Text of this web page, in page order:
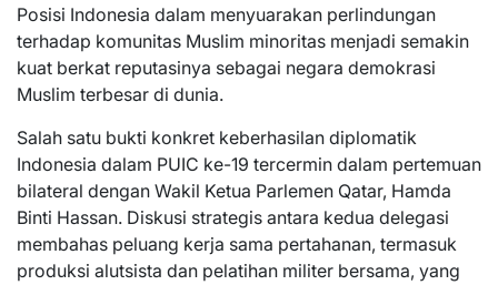
Posisi Indonesia dalam menyuarakan perlindungan
terhadap komunitas Muslim minoritas menjadi semakin
kuat berkat reputasinya sebagai negara demokrasi
Muslim terbesar di dunia.
Salah satu bukti konkret keberhasilan diplomatik
Indonesia dalam PUIC ke-19 tercermin dalam pertemuan
bilateral dengan Wakil Ketua Parlemen Qatar, Hamda
Binti Hassan. Diskusi strategis antara kedua delegasi
membahas peluang kerja sama pertahanan, termasuk
produksi alutsista dan pelatihan militer bersama, yang